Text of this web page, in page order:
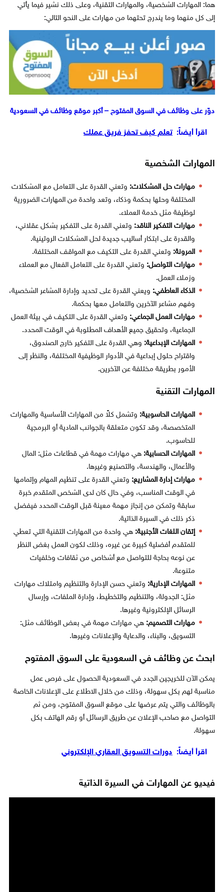
هما: المهارات الشخصية، والمهارات التقنية، وعلى ذلك نشير فيما يأتي
إلى كل منهما وما يندرج تحتهما من مهارات على النحو التالي:
دوّر على وظائف في السوق المفتوح – أكبر موقع وظائف في السعودية
اقرأ أيضاً: تعلم كيف تحفز فريق عملك
المهارات الشخصية
مهارات حل المشكلات: وتعني القدرة على التعامل مع المشكلات
المختلفة وحلها بحكمة وذكاء، وتعد واحدة من المهارات الضرورية
لوظيفة مثل خدمة العملاء.
مهارات التفكير الناقد: وتعني القدرة على التفكير بشكل عقلاني،
والقدرة على ابتكار أساليب جديدة لحل المشكلات الروتينية.
المرونة: وتعني القدرة على التكيف مع المواقف المختلفة.
مهارات التواصل: وتعني القدرة على التعامل الفعال مع العملاء
وزملاء العمل.
الذكاء العاطفي: ويعني القدرة على تحديد وإدارة المشاعر الشخصية،
وفهم مشاعر الآخرين والتعامل معها بحكمة.
مهارات العمل الجماعي: وتعني القدرة على التكيف في بيئة العمل
الجماعية، وتحقيق جميع الأهداف المطلوبة في الوقت المحدد.
المهارات الإبداعية: وهي القدرة على التفكير خارج الصندوق،
واقتراح حلول إبداعية في الأدوار الوظيفية المختلفة، والنظر إلى
الأمور بطريقة مختلفة عن الآخرين.
المهارات التقنية
المهارات الحاسوبية: وتشمل كلاً من المهارات الأساسية والمهارات
المتخصصة، وقد تكون متعلقة بالجوانب المادية أو البرمجية
للحاسوب.
المهارات الحسابية: هي مهارات مهمة في قطاعات مثل: المال
والأعمال، والهندسة، والتصنيع وغيرها.
مهارات إدارة المشاريع: وتعني القدرة على تنظيم المهام وإتمامها
في الوقت المناسب، وفي حال كان لدى الشخص المتقدم خبرة
سابقة وتمكن من إنجاز مهمة معينة قبل الوقت المحدد فيفضل
ذكر ذلك في السيرة الذاتية.
إتقان اللغات الأجنبية: هي واحدة من المهارات التقنية التي تعطي
للمتقدم أفضلية كبيرة عن غيره، وذلك لكون العمل بغض النظر
عن نوعه بحاجة للتواصل مع أشخاص من ثقافات وخلفيات
متنوعة.
المهارات الإدارية: وتعني حسن الإدارة والتنظيم وامتلاك مهارات
مثل: الجدولة، والتنظيم والتخطيط، وإدارة الملفات، وإرسال
الرسائل الإلكترونية وغيرها.
مهارات التصميم: هي مهارات مهمة في بعض الوظائف مثل:
التسويق، والبناء، والدعاية والإعلانات وغيرها.
ابحث عن وظائف في السعودية على السوق المفتوح
يمكن الآن للخريجين الجدد في السعودية الحصول على فرص عمل
مناسبة لهم بكل سهولة، وذلك من خلال الاطلاع على الإعلانات الخاصة
بالوظائف والتي يتم عرضها على موقع السوق المفتوح، ومن ثم
التواصل مع صاحب الإعلان عن طريق الرسائل أو رقم الهاتف بكل
سهولة.
اقرأ أيضاً: دورات التسويق العقاري الإلكتروني
فيديو عن المهارات في السيرة الذاتية